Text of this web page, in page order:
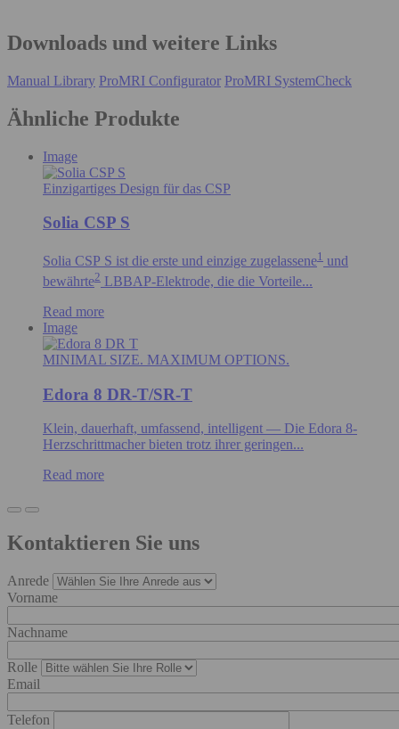
Downloads und weitere Links
Manual Library ProMRI Configurator ProMRI SystemCheck
Ähnliche Produkte
Image
Einzigartiges Design für das CSP
Solia CSP S
Solia CSP S ist die erste und einzige zugelassene1 und
bewährte2 LBBAP-Elektrode, die die Vorteile...
Read more
Image
MINIMAL SIZE. MAXIMUM OPTIONS.
Edora 8 DR-T/SR-T
Klein, dauerhaft, umfassend, intelligent — Die Edora 8-
Herzschrittmacher bieten trotz ihrer geringen...
Read more
Kontaktieren Sie uns
Anrede
Vorname
Nachname
Rolle
Email
Telefon